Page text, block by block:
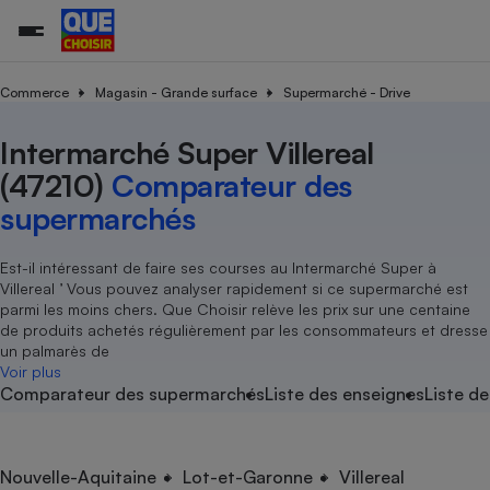
Commerce Magasin - Grande surface Supermarché - Drive
Intermarché Super Villereal
(47210) Comparateur des
supermarchés
Est-il intéressant de faire ses courses au Intermarché Super à
Villereal ’ Vous pouvez analyser rapidement si ce supermarché est
parmi les moins chers. Que Choisir relève les prix sur une centaine
de produits achetés régulièrement par les consommateurs et dresse
un palmarès de
Voir plus
Comparateur des supermarchésListe des enseignesListe
Nouvelle-Aquitaine Lot-et-Garonne Villereal
Agriculture
Produit alimentaire
Achat - Vente - Location
Carburant
Magasin - Grande surface
Marketing - Fidélisation
Organismes de défense
Système judiciaire
Air
Eau
Achat - Vente - Travaux
Location
Sport
Vacances - Tourisme
électrique
Démarche administrative
Senior
Service marchand
Train
Transport aérien
Toutes les actualités
Enquêtes
Guides d'achat
Conseils
Brèves
Tous les services
Soumettre un litige
Lettres types
Rencontrer une association locale
Tous nos combats
Nos actions
Nos grandes victoires
Les billets de la présidente
Nos associations locales
Nous rejoindre
En savoir plus sur Que Choisir Ensemble
?
L’association
Nos missions
Notre méthodologie
Notre financement
Nos partenaires
Nous rejoindre